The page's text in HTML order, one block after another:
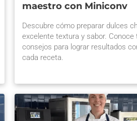
maestro con Miniconv
Descubre cómo preparar dulces
excelente textura y sabor. Conoce
consejos para lograr resultados
cada receta.